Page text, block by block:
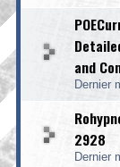
and
Dernier
2928
Dernier